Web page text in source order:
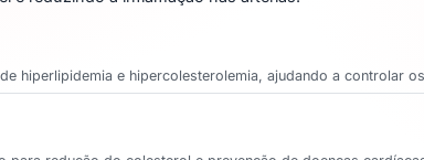
hiperlipidemia e hipercolesterolemia, ajudando a controlar